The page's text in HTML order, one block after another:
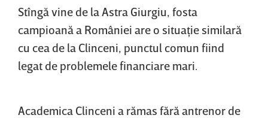
Stîngăvine de la Astra Giurgiu, fosta
campioană a României are o situaţie similară
cu cea de la Clinceni, punctul comun fiind
legat de problemele financiare mari.
Academica Clinceni a rămas fără antrenor de